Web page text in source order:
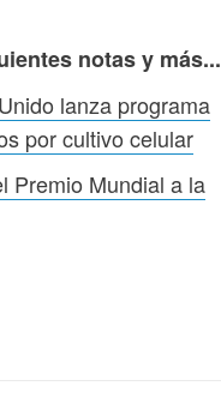
notas y más...
lanza programa
por cultivo celular
Premio Mundial a la